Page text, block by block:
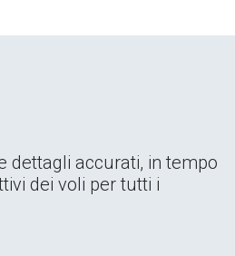
dettagli accurati, in tempo
dei voli per tutti i